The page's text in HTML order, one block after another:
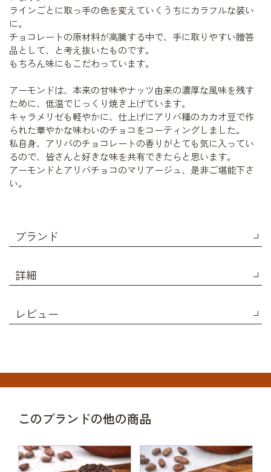
ラインごとに取っ手の色を変えていくうちにカラフルな装い
に。
チョコレートの原材料が高騰する中で、手に取りやすい贈答
品として、と考え抜いたものです。
もちろん味にもこだわっています。
アーモンドは、本来の甘味やナッツ由来の濃厚な風味を残す
ために、低温でじっくり焼き上げています。
キャラメリゼも軽やかに、仕上げにアリバ種のカカオ豆で作
られた華やかな味わいのチョコをコーティングしました。
私自身、アリバのチョコレートの香りがとても気に入ってい
るので、皆さんと好きな味を共有できたらと思います。
アーモンドとアリバチョコのマリアージュ、是非ご堪能下さ
い。
ブランド
詳細
レビュー
このブランドの他の商品